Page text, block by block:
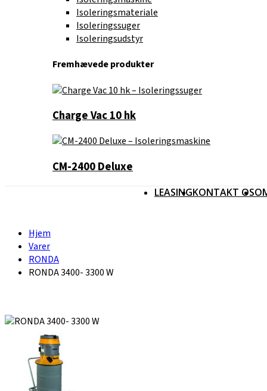
Isoleringsmateriale
Isoleringssuger
Isoleringsudstyr
Fremhævede produkter
Charge Vac 10 hk
CM-2400 Deluxe
KONTAKT OS
LEASING
Hjem
Varer
RONDA
RONDA 3400- 3300 W